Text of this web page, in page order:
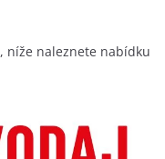
, níže naleznete nabídku